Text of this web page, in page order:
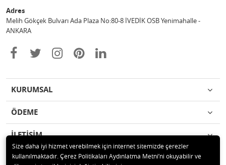
Adres
Melih Gökçek Bulvarı Ada Plaza No:80-8 İVEDİK OSB Yenimahalle -
ANKARA
KURUMSAL
ÖDEME
İLETİŞİM
© 2020 ESA ÖLÇÜM VE TEST CİHAZLARI ELEKTRONİK SAN TİC LTD ŞTİ
Size daha iyi hizmet verebilmek için internet sitemizde çerezler
kullanılmaktadır. Çerez Politikaları Aydınlatma Metni’ni okuyabilir ve